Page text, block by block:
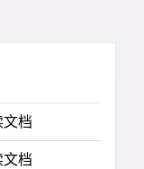
档
档